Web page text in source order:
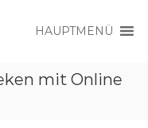
HAUPTMENÜ
mit Online